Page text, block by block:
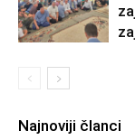
Najnoviji članci